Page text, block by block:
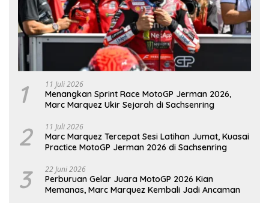
1 11 Juli 2026
Menangkan Sprint Race MotoGP Jerman 2026,
Marc Marquez Ukir Sejarah di Sachsenring
2 11 Juli 2026
Marc Marquez Tercepat Sesi Latihan Jumat, Kuasai
Practice MotoGP Jerman 2026 di Sachsenring
3 22 Juni 2026
Perburuan Gelar Juara MotoGP 2026 Kian
Memanas, Marc Marquez Kembali Jadi Ancaman